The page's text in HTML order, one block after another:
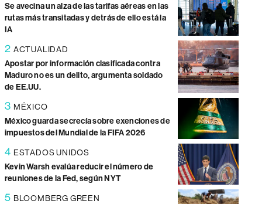
Se avecina un alza de las tarifas aéreas en las
rutas más transitadas y detrás de ello está la
IA
2 ACTUALIDAD
Apostar por información clasificada contra
Maduro no es un delito, argumenta soldado
de EE.UU.
3 MÉXICO
México guarda secrecía sobre exenciones de
impuestos del Mundial de la FIFA 2026
4 ESTADOS UNIDOS
Kevin Warsh evalúa reducir el número de
reuniones de la Fed, según NYT
5 BLOOMBERG GREEN